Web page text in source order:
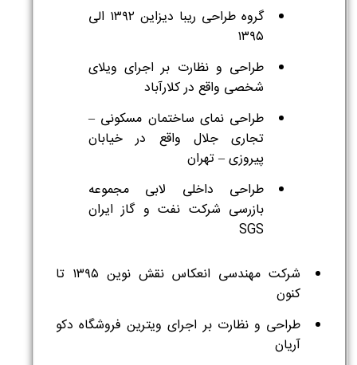
گروه طراحی ریبا دیزاین ۱۳۹۲ الی
۱۳۹۵
طراحی و نظارت بر اجرای ویلای
شخصی واقع در کلارآباد
طراحی نمای ساختمان مسکونی –
تجاری جلال واقع در خیابان
پیروزی – تهران
طراحی داخلی لابی مجموعه
بازرسی شرکت نفت و گاز ایران
SGS
شرکت مهندسی انعکاس نقش نوین ۱۳۹۵ تا
کنون
طراحی و نظارت بر اجرای ویترین فروشگاه دکو
آریان